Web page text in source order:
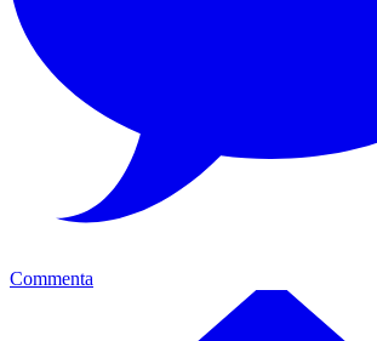
Commenta